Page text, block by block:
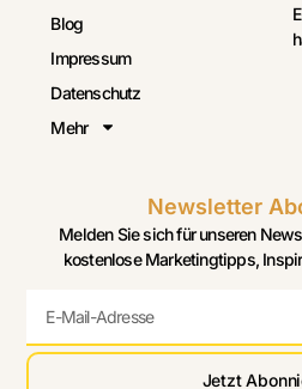
Blog
Impressum
Datenschutz
Mehr
Newsletter
Melden Sie sich für unseren
kostenlose Marketingtipps,
Jetzt